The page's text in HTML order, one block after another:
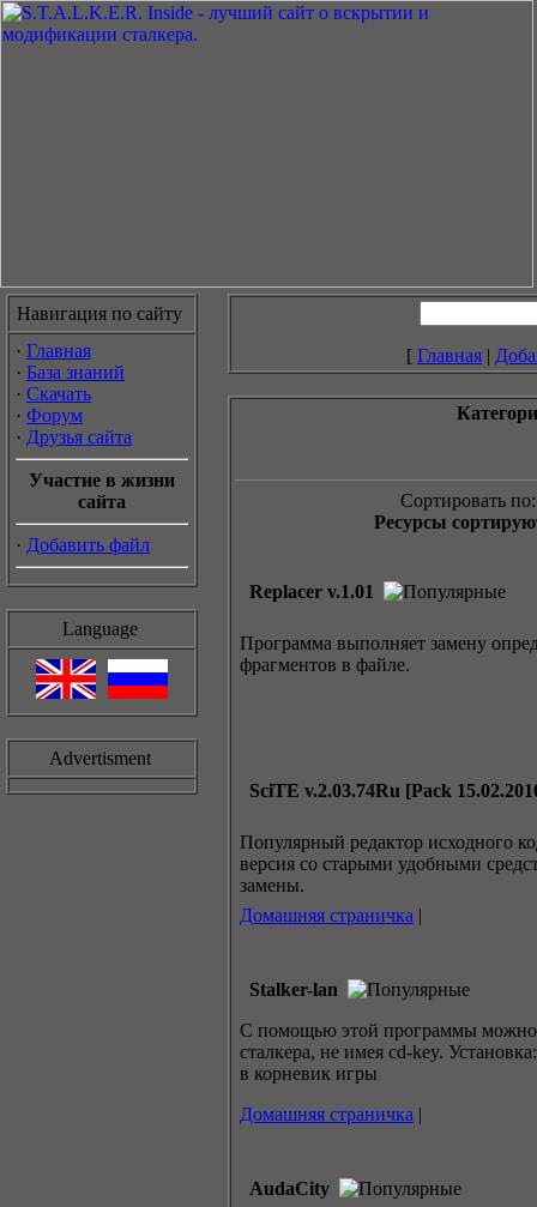
Навигация по сайту
· Главная
· База знаний
· Скачать
· Форум
· Друзья сайта
Участие в жизни
сайта
· Добавить файл
Language
Advertisment
[ Главная |
Сортировать
Ресурсы
Replacer v.1.01
Программа выполняет замену
фрагментов в файле.
SciTE v.2.03.74Ru [Pack
Популярный редактор исходного
версия со старыми удобными
замены.
Домашняя страничка |
Stalker-lan
С помощью этой программы можно
сталкера, не имея cd-key.
в корневик игры
Домашняя страничка |
AudaCity